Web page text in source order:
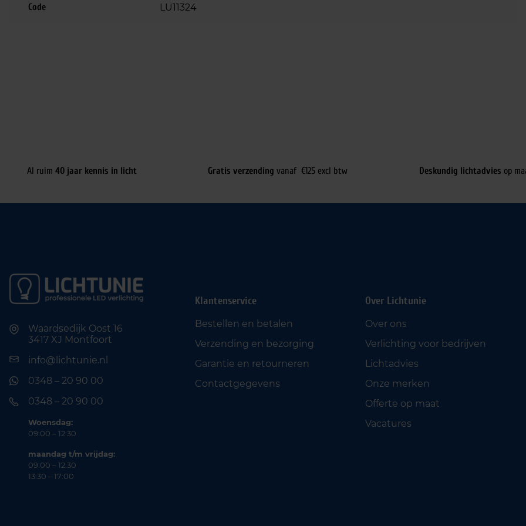
Code LU11324
Al ruim 40 jaar kennis in licht Gratis verzending vanaf €125 excl btw Deskundig lichtadvies op
Waardsedijk Oost 16
3417 XJ Montfoort
info@lichtunie.nl
0348 – 20 90 00
0348 – 20 90 00
Woensdag:
09:00 – 12:30
maandag t/m vrijdag:
09:00 – 12:30
13:30 – 17:00
Klantenservice
Bestellen en betalen
Verzending en bezorging
Garantie en retourneren
Contactgegevens
Over Lichtunie
Over ons
Verlichting voor bedrijven
Lichtadvies
Onze merken
Offerte op maat
Vacatures